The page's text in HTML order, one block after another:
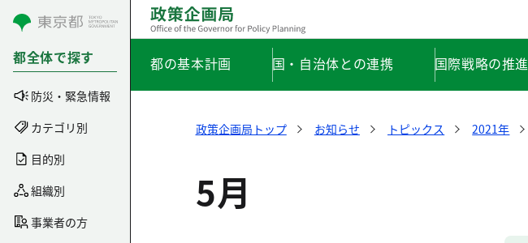
コンテンツにスキップ
都全体で探す
防災・緊急情報
カテゴリ別
目的別
組織別
事業者の方
都の基本計画 国・自治体との連携 国際戦略の推進
政策企画局トップ お知らせ トピックス 2021年
5月